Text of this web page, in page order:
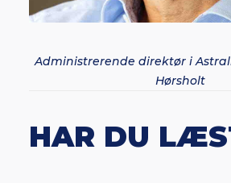
Administrerende direktør i
Hørsholt
HAR DU